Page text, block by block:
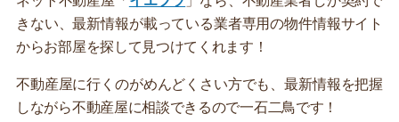
きない、最新情報が載っている業者専用の物件情報サイト
からお部屋を探して見つけてくれます！
不動産屋に行くのがめんどくさい方でも、最新情報を把握
しながら不動産屋に相談できるので一石二鳥です！